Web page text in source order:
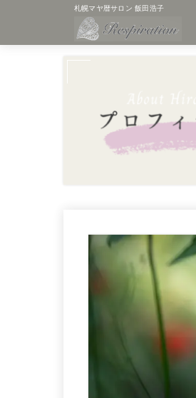
札幌マヤ暦サロン 飯田浩子